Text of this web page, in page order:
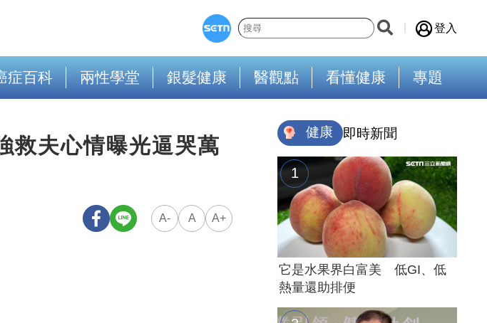
登入
症百科 兩性學堂 銀髮健康 醫觀點 看懂健康 專題
夫心情曝光逼哭萬
A- A A+
健康 即時新聞
它是水果界白富美 低GI、低
熱量還助排便